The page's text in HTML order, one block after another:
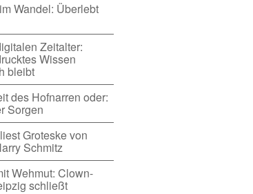
Wandel: Überlebt
Zeitalter:
Wissen
bleibt
des Hofnarren oder:
Sorgen
Groteske von
Schmitz
Wehmut: Clown-
schließt